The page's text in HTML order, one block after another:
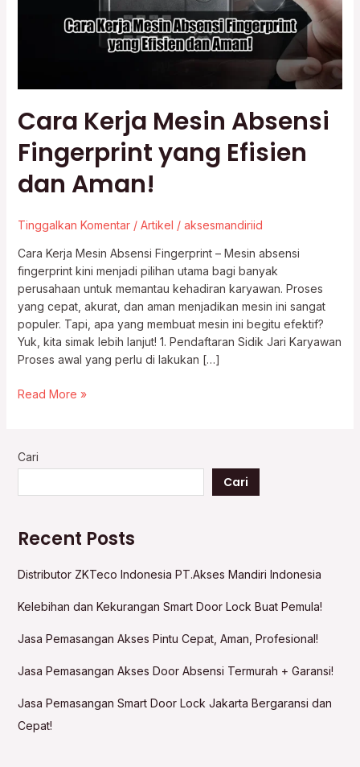
Cara Kerja Mesin Absensi
Fingerprint yang Efisien
dan Aman!
Tinggalkan Komentar / Artikel / aksesmandiriid
Cara Kerja Mesin Absensi Fingerprint – Mesin absensi
fingerprint kini menjadi pilihan utama bagi banyak
perusahaan untuk memantau kehadiran karyawan. Proses
yang cepat, akurat, dan aman menjadikan mesin ini sangat
populer. Tapi, apa yang membuat mesin ini begitu efektif?
Yuk, kita simak lebih lanjut! 1. Pendaftaran Sidik Jari Karyawan
Proses awal yang perlu di lakukan […]
Read More »
Cari
Cari
Recent Posts
Distributor ZKTeco Indonesia PT.Akses Mandiri Indonesia
Kelebihan dan Kekurangan Smart Door Lock Buat Pemula!
Jasa Pemasangan Akses Pintu Cepat, Aman, Profesional!
Jasa Pemasangan Akses Door Absensi Termurah + Garansi!
Jasa Pemasangan Smart Door Lock Jakarta Bergaransi dan
Cepat!